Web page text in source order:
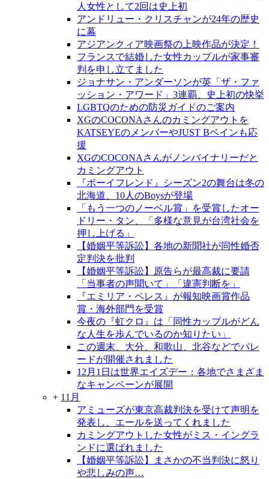
人女性として2回は史上初
アンドリュー・クリスチャンが24年の歴史
に幕
アジアンクィア映画祭の上映作品が決定！
フランスで結婚した女性カップルが家事審
判を申し立てました
ジョナサン・アンダーソンが英「ザ・ファ
ッション・アワード」3連覇、史上初の快挙
LGBTQのための防災ガイドのご案内
XGのCOCONAさんのカミングアウトを
KATSEYEのメンバーやJUST Bベインも応
援
XGのCOCONAさんがノンバイナリーだと
カミングアウト
『ボーイフレンド』シーズン2の舞台は冬の
北海道、10人のBoysが登場
「もう一つのノーベル賞」を受賞したオー
ドリー・タン、「多様な意見が台湾社会を
押し上げる」
【婚姻平等訴訟】各地の新聞社が同性婚否
定判決を批判
【婚姻平等訴訟】原告らが最高裁に要請
「当事者の声聞いて」「違憲判断を」
『エミリア・ペレス』が報知映画賞作品
賞・海外部門を受賞
今夜の『虹クロ』は「同性カップルがどん
な人生を歩んでいるのか知りたい」
この週末、大分、和歌山、北谷などでパレ
ードが開催されました
12月1日は世界エイズデー：各地でさまざま
なキャンペーンが展開
+ 11月
アミューズが東京高裁判決を受けて声明を
発表し、エールを送ってくれました
カミングアウトした女性がミス・イングラ
ンドに選ばれました
【婚姻平等訴訟】まさかの不当判決に怒り
や悲しみの声…